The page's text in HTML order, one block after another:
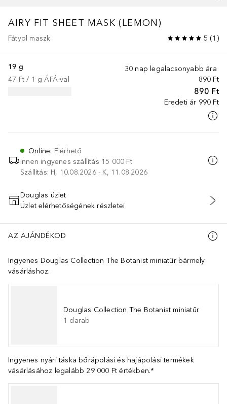
AIRY FIT SHEET MASK (LEMON)
Fátyol maszk 5 (1 )
30 nap legalacsonyabb ára
890 Ft
890 Ft
Eredeti ár 990 Ft
19 g
47 Ft / 1 g ÁFÁ-val
Online: Elérhető
innen ingyenes szállítás 15 000 Ft
Szállítás: H, 10.08.2026 - K, 11.08.2026
KOSÁRBA HELYEZÉS
Douglas üzlet
Üzlet elérhetőségének részletei
AZ AJÁNDÉKOD
Ingyenes Douglas Collection The Botanist miniatűr bármely
vásárláshoz.
Douglas Collection The Botanist miniatűr
1 darab
Ingyenes nyári táska bőrápolási és hajápolási termékek
vásárlásához legalább 29 000 Ft értékben.*